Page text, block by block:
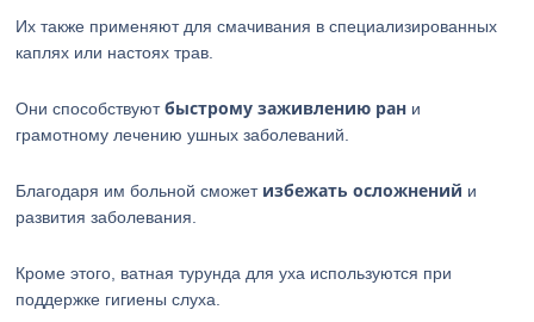
Их также применяют для смачивания в специализированных
каплях или настоях трав.
Они способствуютбыстрому заживлению ран и
грамотному лечению ушных заболеваний.
Благодаря им больной сможет избежать осложнений и
развития заболевания.
Кроме этого, ватная турунда для уха используются при
поддержке гигиены слуха.